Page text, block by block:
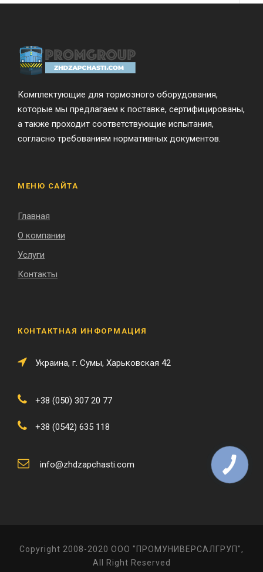
Комплектующие для тормозного оборудования,
которые мы предлагаем к поставке, сертифицированы,
а также проходит соответствующие испытания,
согласно требованиям нормативных документов.
МЕНЮ САЙТА
Главная
О компании
Услуги
Контакты
КОНТАКТНАЯ ИНФОРМАЦИЯ
Украина, г. Сумы, Харьковская 42
+38 (050) 307 20 77
+38 (0542) 635 118
info@zhdzapchasti.com
Copyright 2008-2020 ООО "ПРОМУНИВЕРСАЛГРУП",
All Right Reserved